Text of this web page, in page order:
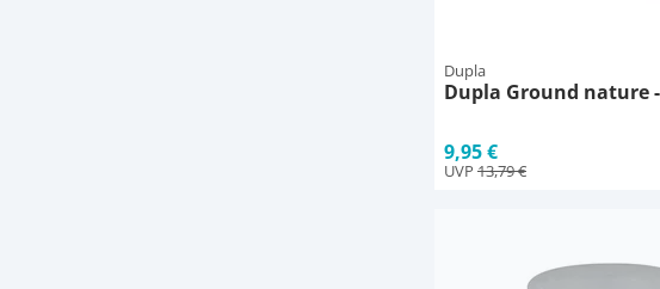
Dupla
Dupla Ground nature
9,95 €
UVP 13,79 €